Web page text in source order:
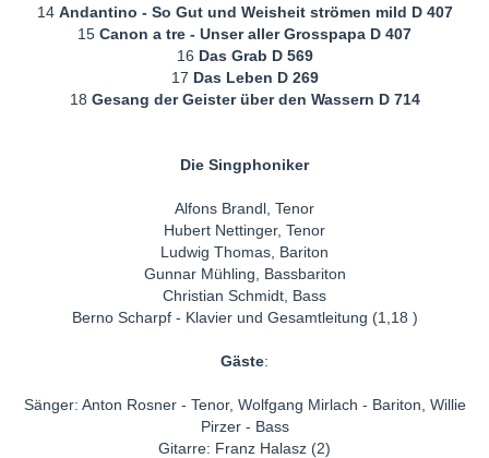
14 Andantino - So Gut und Weisheit strömen mild D 407
15 Canon a tre - Unser aller Grosspapa D 407
16 Das Grab D 569
17 Das Leben D 269
18 Gesang der Geister über den Wassern D 714
Die Singphoniker
Alfons Brandl, Tenor
Hubert Nettinger, Tenor
Ludwig Thomas, Bariton
Gunnar Mühling, Bassbariton
Christian Schmidt, Bass
Berno Scharpf - Klavier und Gesamtleitung (1,18 )
Gäste:
Sänger: Anton Rosner - Tenor, Wolfgang Mirlach - Bariton, Willie
Pirzer - Bass
Gitarre: Franz Halasz (2)